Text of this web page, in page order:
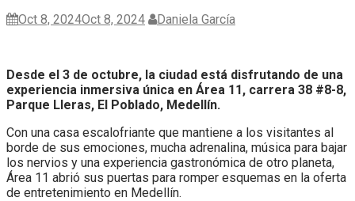
Oct 8, 2024Oct 8, 2024 Daniela García
Desde el 3 de octubre, la ciudad está disfrutando de una
experiencia inmersiva única en Área 11, carrera 38 #8-8,
Parque Lleras, El Poblado, Medellín.
Con una casa escalofriante que mantiene a los visitantes al
borde de sus emociones, mucha adrenalina, música para bajar
los nervios y una experiencia gastronómica de otro planeta,
Área 11 abrió sus puertas para romper esquemas en la oferta
de entretenimiento en Medellín.